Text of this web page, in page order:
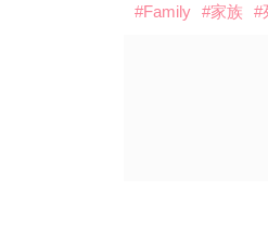
#Family #家族 #